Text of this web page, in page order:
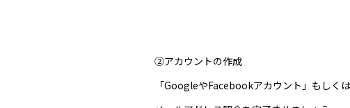
②アカウントの作成
「GoogleやFacebookアカウント」もしく